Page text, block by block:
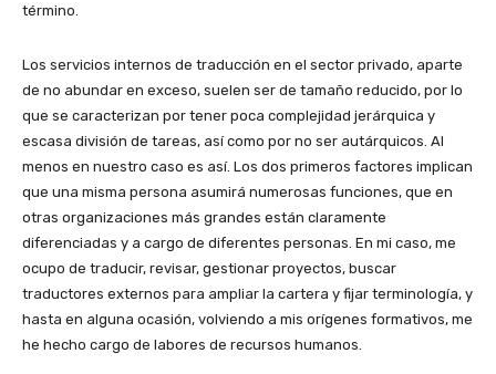
término.
Los servicios internos de traducción en el sector privado, aparte
de no abundar en exceso, suelen ser de tamaño reducido, por lo
que se caracterizan por tener poca complejidad jerárquica y
escasa división de tareas, así como por no ser autárquicos. Al
menos en nuestro caso es así. Los dos primeros factores implican
que una misma persona asumirá numerosas funciones, que en
otras organizaciones más grandes están claramente
diferenciadas y a cargo de diferentes personas. En mi caso, me
ocupo de traducir, revisar, gestionar proyectos, buscar
traductores externos para ampliar la cartera y fijar terminología, y
hasta en alguna ocasión, volviendo a mis orígenes formativos, me
he hecho cargo de labores de recursos humanos.